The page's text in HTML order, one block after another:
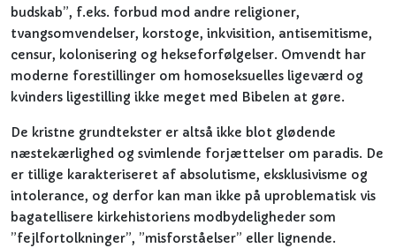
budskab”, f.eks. forbud mod andre religioner,
tvangsomvendelser, korstoge, inkvisition, antisemitisme,
censur, kolonisering og hekseforfølgelser. Omvendt har
moderne forestillinger om homoseksuelles ligeværd og
kvinders ligestilling ikke meget med Bibelen at gøre.
De kristne grundtekster er altså ikke blot glødende
næstekærlighed og svimlende forjættelser om paradis. De
er tillige karakteriseret af absolutisme, eksklusivisme og
intolerance, og derfor kan man ikke på uproblematisk vis
bagatellisere kirkehistoriens modbydeligheder som
”fejlfortolkninger”, ”misforståelser” eller lignende.